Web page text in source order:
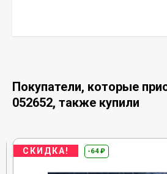
Покупатели, которые
052652, также купили
СКИДКА! -64₽